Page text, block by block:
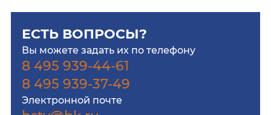
ЕСТЬ ВОПРОСЫ?
Вы можете задать их по телефону
8 495 939-44-61
8 495 939-37-49
Электронной почте